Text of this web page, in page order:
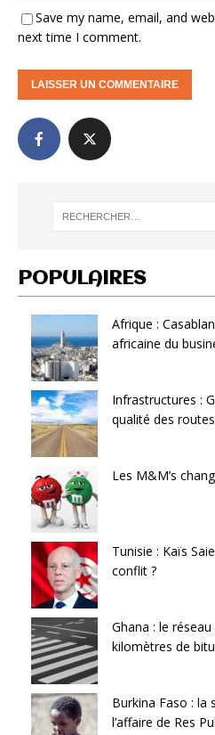
Save my name, email, and
next time I comment.
POPULAIRES
Afrique :
africaine du
Infrastructures :
qualité des
Les M&M’s
Tunisie : Kaïs
conflit ?
Ghana : le
kilomètres de
Burkina Faso : la
l’affaire de Res